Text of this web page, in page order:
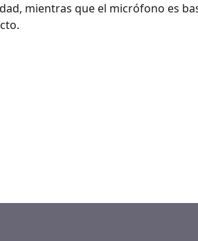
mientras que el micrófono es